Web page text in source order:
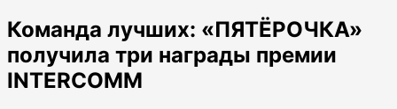
Команда лучших: «ПЯТЁРОЧКА»
получила три награды премии
INTERCOMM